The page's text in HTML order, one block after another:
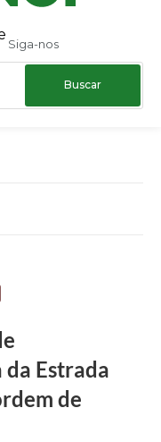
Siga-nos
Estrada
de